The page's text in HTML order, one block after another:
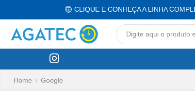
CLIQUE E CONHEÇA A LINHA
Home Google